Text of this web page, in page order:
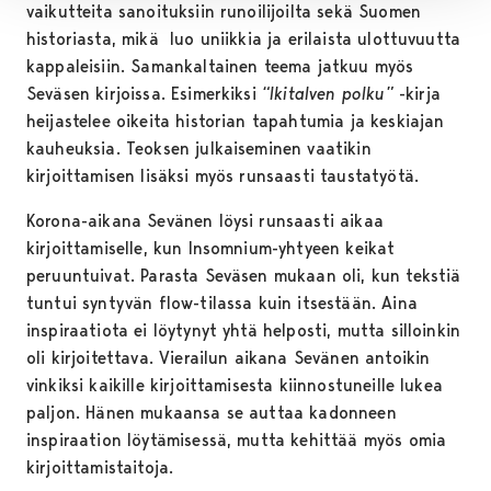
vaikutteita sanoituksiin runoilijoilta sekä Suomen
historiasta, mikä luo uniikkia ja erilaista ulottuvuutta
kappaleisiin. Samankaltainen teema jatkuu myös
Seväsen kirjoissa. Esimerkiksi “Ikitalven polku”-kirja
heijastelee oikeita historian tapahtumia ja keskiajan
kauheuksia. Teoksen julkaiseminen vaatikin
kirjoittamisen lisäksi myös runsaasti taustatyötä.
Korona-aikana Sevänen löysi runsaasti aikaa
kirjoittamiselle, kun Insomnium-yhtyeen keikat
peruuntuivat. Parasta Seväsen mukaan oli, kun tekstiä
tuntui syntyvän flow-tilassa kuin itsestään. Aina
inspiraatiota ei löytynyt yhtä helposti, mutta silloinkin
oli kirjoitettava. Vierailun aikana Sevänen antoikin
vinkiksi kaikille kirjoittamisesta kiinnostuneille lukea
paljon. Hänen mukaansa se auttaa kadonneen
inspiraation löytämisessä, mutta kehittää myös omia
kirjoittamistaitoja.